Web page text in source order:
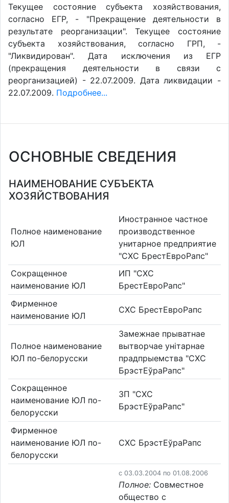
Текущее состояние субъекта хозяйствования,
согласно ЕГР, - "Прекращение деятельности в
результате реорганизации". Текущее состояние
субъекта хозяйствования, согласно ГРП, -
"Ликвидирован". Дата исключения из ЕГР
(прекращения деятельности в связи с
реорганизацией) - 22.07.2009. Дата ликвидации -
22.07.2009. Подробнее...
ОСНОВНЫЕ СВЕДЕНИЯ
НАИМЕНОВАНИЕ СУБЪЕКТА
ХОЗЯЙСТВОВАНИЯ
Полное наименование
ЮЛ
Иностранное частное
производственное
унитарное предприятие
"СХС БрестЕвроРапс"
Сокращенное
наименование ЮЛ
ИП "СХС
БрестЕвроРапс"
Фирменное
наименование ЮЛ
СХС БрестЕвроРапс
Полное наименование
ЮЛ по-белорусски
Замежнае прыватнае
вытворчае унiтарнае
прадпрыемства "СХС
БрэстЕўраРапс"
Сокращенное
наименование ЮЛ по-
белорусски
ЗП "СХС
БрэстЕўраРапс"
Фирменное
наименование ЮЛ по-
белорусски
СХС БрэстЕўраРапс
c 03.03.2004 по 01.08.2006
Полное: Совместное
общество с